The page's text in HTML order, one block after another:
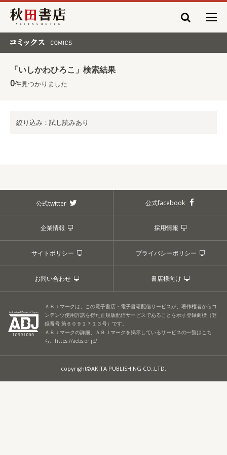
秋田書店
「いしかわひろこ」検索結果
0件見つかりました
絞り込み：試し読みあり
公式twitter 公式facebook
企業情報 採用情報
サイトポリシー プライバシーポリシー
お問い合わせ 書店様向け
ＡＢＪマークは、この電子書店・電子書籍配信サービスが、著作権者からコ
ンテンツ使用許諾を得た正規版配信サービスであることを示す登録商標（登
録番号 第６０９１７１３号）です。
ＡＢＪマークの詳細、ＡＢＪマークを掲示しているサービスの一覧はこち
ら。 https://aebs.or.jp/
copyright©AKITA PUBLISHING CO.,LTD.